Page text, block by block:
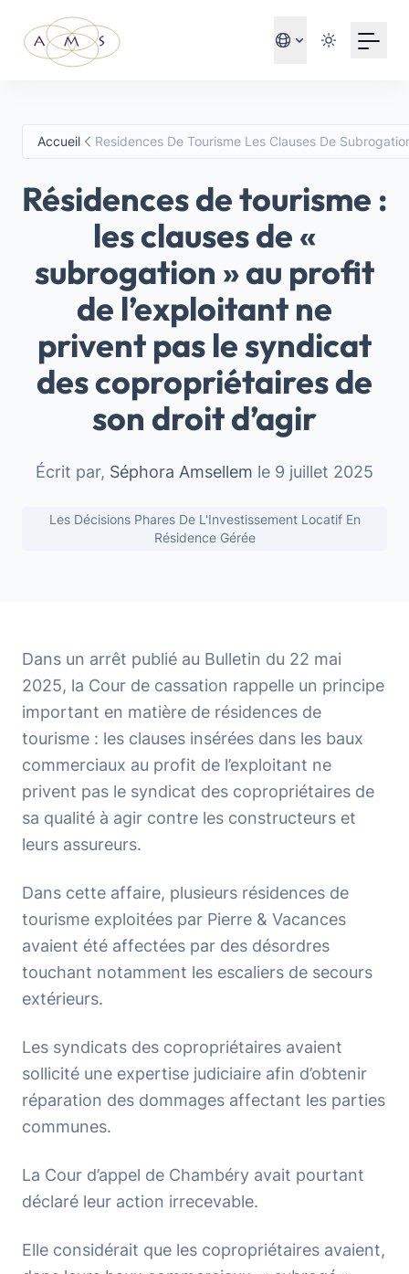
Accueil Residences De Tourisme Les Clauses De
Résidences de tourisme :
les clauses de «
subrogation » au profit
de l’exploitant ne
privent pas le syndicat
des copropriétaires de
son droit d’agir
Écrit par, Séphora Amsellem le 9 juillet 2025
Les Décisions Phares De L'Investissement Locatif En
Résidence Gérée
Dans un arrêt publié au Bulletin du 22 mai
2025, la Cour de cassation rappelle un principe
important en matière de résidences de
tourisme : les clauses insérées dans les baux
commerciaux au profit de l’exploitant ne
privent pas le syndicat des copropriétaires de
sa qualité à agir contre les constructeurs et
leurs assureurs.
Dans cette affaire, plusieurs résidences de
tourisme exploitées par Pierre & Vacances
avaient été affectées par des désordres
touchant notamment les escaliers de secours
extérieurs.
Les syndicats des copropriétaires avaient
sollicité une expertise judiciaire afin d’obtenir
réparation des dommages affectant les parties
communes.
La Cour d’appel de Chambéry avait pourtant
déclaré leur action irrecevable.
Elle considérait que les copropriétaires avaient,
S'inscrire avec Google